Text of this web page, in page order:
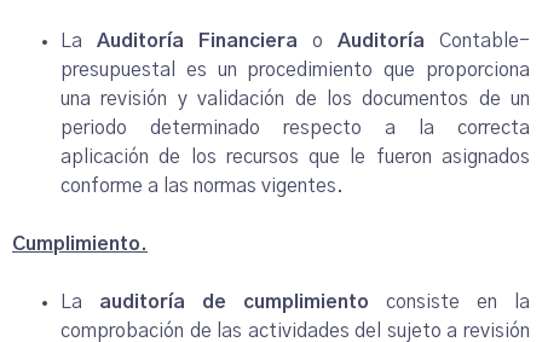
La Auditoría Financiera o Auditoría Contable-
presupuestal es un procedimiento que proporciona
una revisión y validación de los documentos de un
periodo determinado respecto a la correcta
aplicación de los recursos que le fueron asignados
conforme a las normas vigentes.
Cumplimiento.
La auditoría de cumplimiento consiste en la
comprobación de las actividades del sujeto a revisión